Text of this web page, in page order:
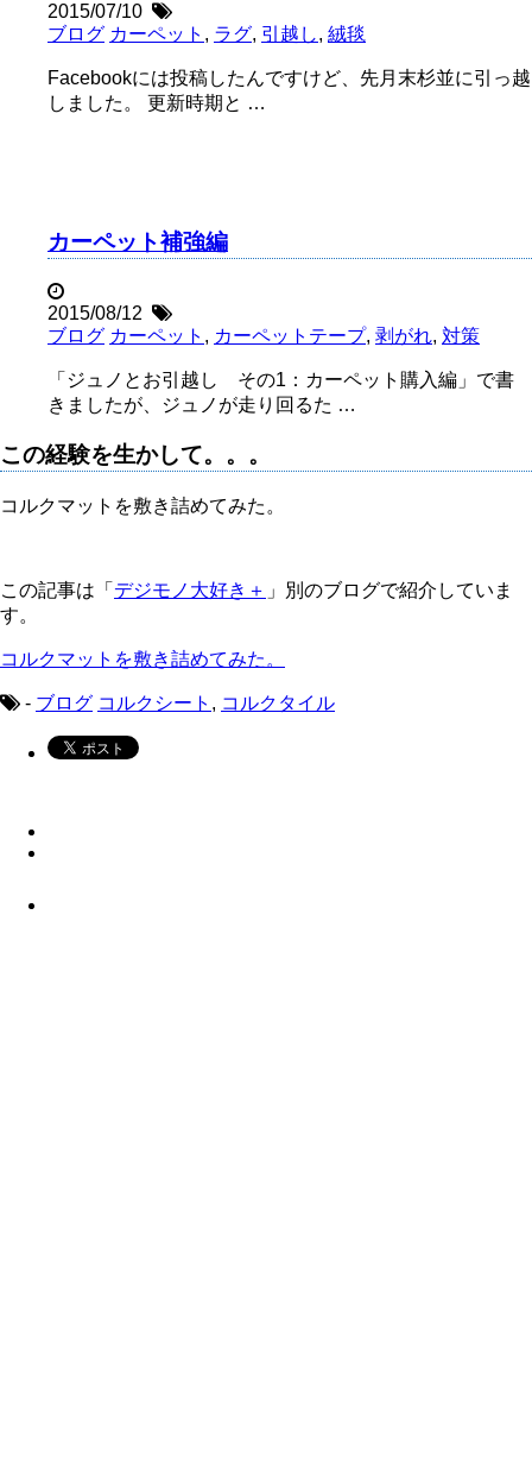
2015/07/10
ブログ カーペット , ラグ, 引越し, 絨毯
Facebookには投稿したんですけど、先月末杉並に引っ越
しました。 更新時期と …
カーペット補強編
2015/08/12
ブログ カーペット , カーペットテープ, 剥がれ, 対策
「ジュノとお引越し その1：カーペット購入編」で書
きましたが、ジュノが走り回るた …
この経験を生かして。。。
コルクマットを敷き詰めてみた。
この記事は「 デジモノ大好き＋ 」別のブログで紹介していま
す。
コルクマットを敷き詰めてみた。
- ブログ コルクシート , コルクタイル